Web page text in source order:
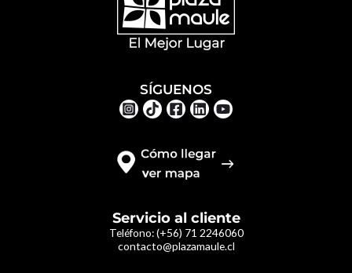
Servicio al cliente
Teléfono:(+56) 71 2246060
contacto@plazamaule.cl
SÍGUENOS